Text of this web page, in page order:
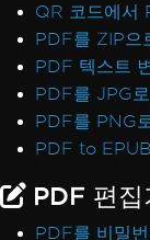
QR 코드에서
PDF를 ZIP으
PDF 텍스트
PDF를 JPG
PDF를 PNG
PDF to EPUB
PDF 편집
PDF를 비밀